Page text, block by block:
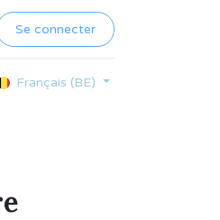
Se connecter
Français (BE)